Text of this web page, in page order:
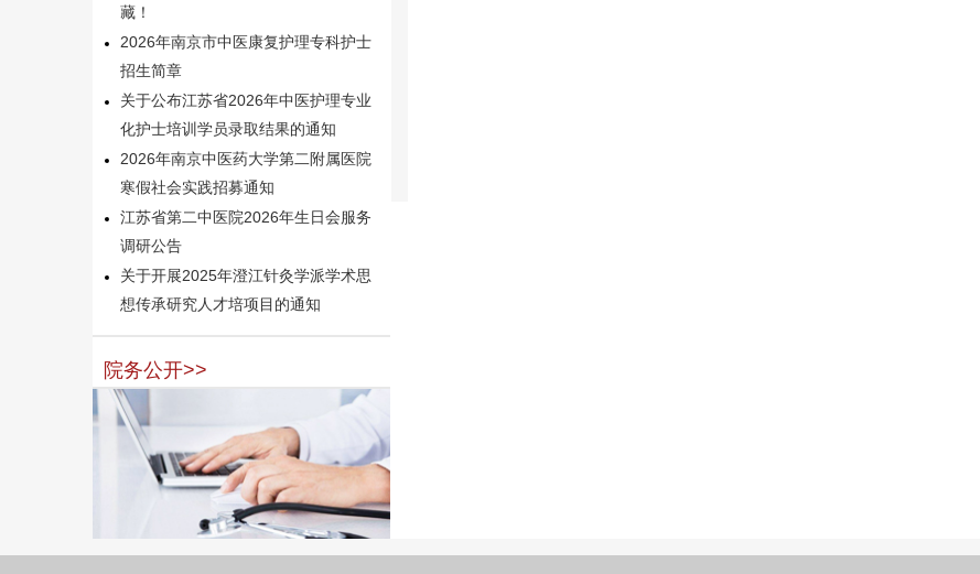
藏！
2026年南京市中医康复护理专科护士
招生简章
关于公布江苏省2026年中医护理专业
化护士培训学员录取结果的通知
2026年南京中医药大学第二附属医院
寒假社会实践招募通知
江苏省第二中医院2026年生日会服务
调研公告
关于开展2025年澄江针灸学派学术思
想传承研究人才培项目的通知
院务公开>>